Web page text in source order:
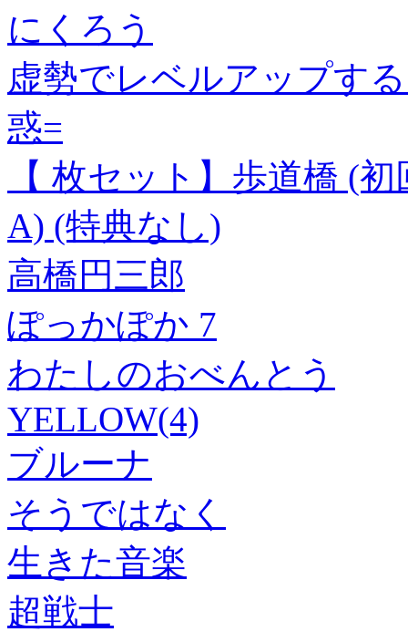
にくろう
虚勢でレベルアップす
惑=
【 枚セット】歩道橋 (
A) (特典なし)
高橋円三郎
ぽっかぽか 7
わたしのおべんとう
YELLOW(4)
ブルーナ
そうではなく
生きた音楽
超戦士